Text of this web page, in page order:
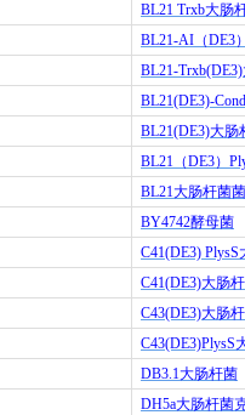
BL21 Trxb大肠
BL21-AI （DE3
BL21-Trxb(DE3)
BL21(DE3)-
BL21(DE3)大肠
BL21 （DE3）
BL21大肠杆菌
BY4742酵母菌
C41(DE3) PlysS
C41(DE3)大肠
C43(DE3)大肠
C43(DE3)PlysS
DB3.1大肠杆菌
DH5a大肠杆菌